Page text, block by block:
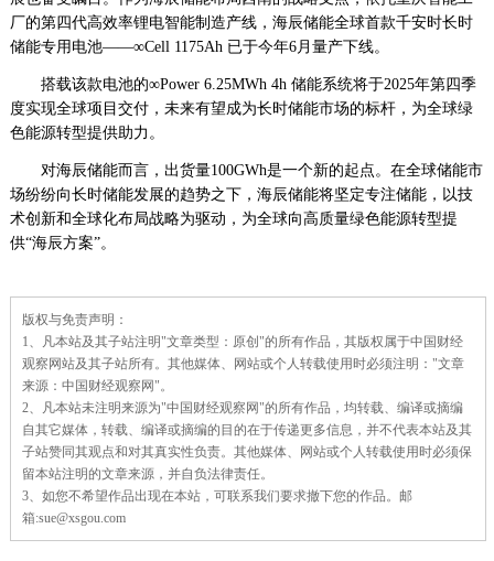
厂的第四代高效率锂电智能制造产线，海辰储能全球首款千安时长时
储能专用电池——∞Cell 1175Ah 已于今年6月量产下线。
搭载该款电池的∞Power 6.25MWh 4h 储能系统将于2025年第四季
度实现全球项目交付，未来有望成为长时储能市场的标杆，为全球绿
色能源转型提供助力。
对海辰储能而言，出货量100GWh是一个新的起点。在全球储能市
场纷纷向长时储能发展的趋势之下，海辰储能将坚定专注储能，以技
术创新和全球化布局战略为驱动，为全球向高质量绿色能源转型提
供“海辰方案”。
辑：
版权与免责声明：
1、凡本站及其子站注明"文章类型：原创"的所有作品，其版权属于中国财经
观察网站及其子站所有。其他媒体、网站或个人转载使用时必须注明："文章
来源：中国财经观察网"。
2、凡本站未注明来源为"中国财经观察网"的所有作品，均转载、编译或摘编
自其它媒体，转载、编译或摘编的目的在于传递更多信息，并不代表本站及其
子站赞同其观点和对其真实性负责。其他媒体、网站或个人转载使用时必须保
留本站注明的文章来源，并自负法律责任。
3、如您不希望作品出现在本站，可联系我们要求撤下您的作品。邮
箱:sue@xsgou.com